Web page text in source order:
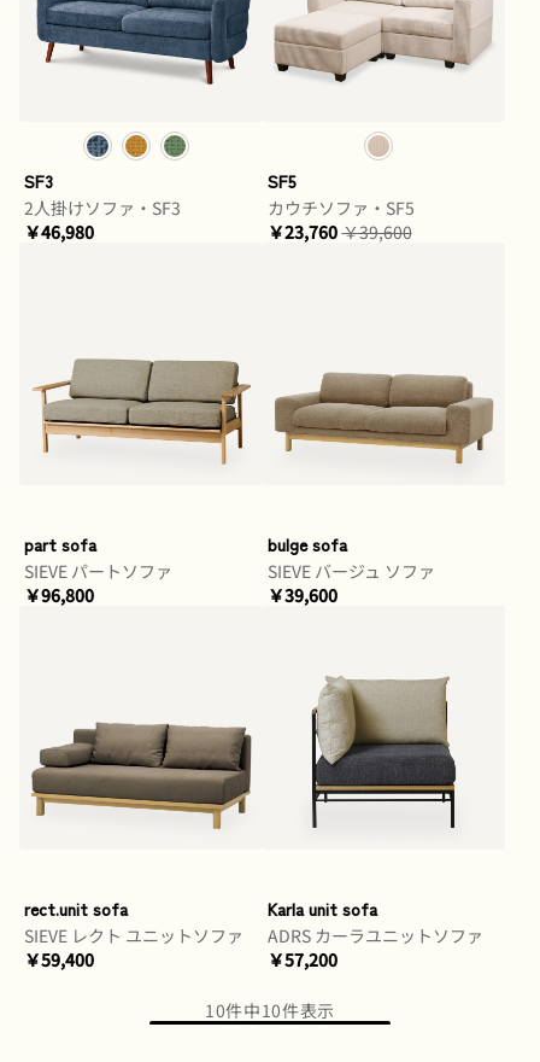
SF3
2人掛けソファ・SF3
￥46,980
SF5
カウチソファ・SF5
￥23,760 ￥39,600
part sofa
SIEVE パートソファ
￥96,800
bulge sofa
SIEVE バージュ ソファ
￥39,600
rect.unit sofa
SIEVE レクト ユニットソファ
￥59,400
Karla unit sofa
ADRS カーラユニットソファ
￥57,200
10件中10件表示